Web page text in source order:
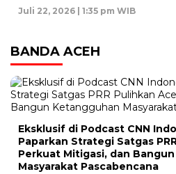
Juli 22, 2026 | 1:35 pm WIB
BANDA ACEH
Eksklusif di Podcast CNN
Paparkan Strategi Satgas
Perkuat Mitigasi, dan
Masyarakat Pascabencana